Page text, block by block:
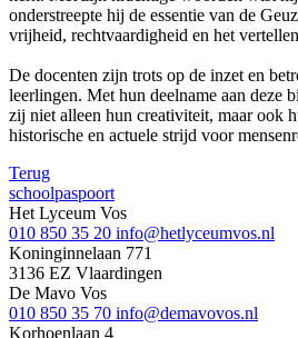
onderstreepte hij de essentie van de
vrijheid, rechtvaardigheid en het
De docenten zijn trots op de inzet en
leerlingen. Met hun deelname aan deze
zij niet alleen hun creativiteit, maar ook
historische en actuele strijd voor
Terug
schoolpaspoort
Het Lyceum Vos
010 850 35 20 info@hetlyceumvos.nl
Koninginnelaan 771
3136 EZ Vlaardingen
De Mavo Vos
010 850 35 70 info@demavovos.nl
Korhoenlaan 4